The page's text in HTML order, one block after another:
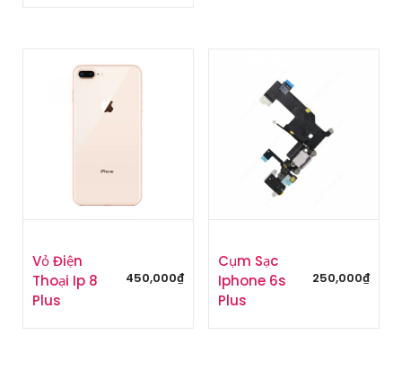
Vỏ Điện
Thoại Ip 8
Plus
450,000₫
Cụm Sạc
Iphone 6s
Plus
250,000₫